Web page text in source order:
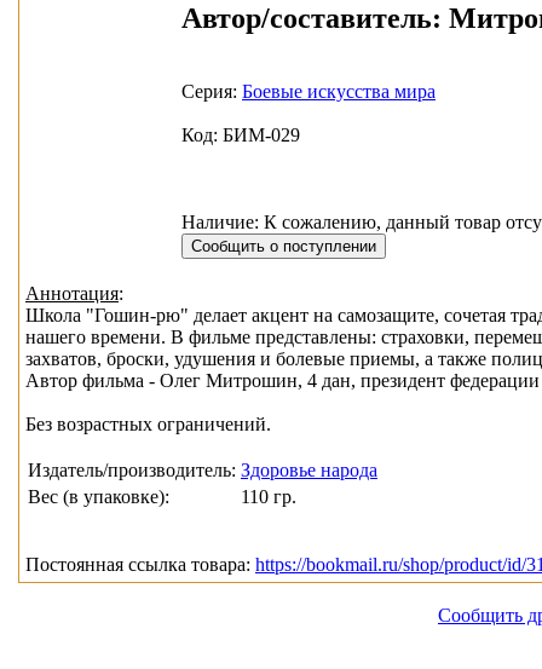
Автор/составитель:
Серия: Боевые искусства мира
Код: БИМ-029
Наличие: К сожалению, данный товар
Аннотация:
Школа "Гошин-рю" делает акцент на самозащите, сочетая
нашего времени. В фильме представлены: страховки,
захватов, броски, удушения и болевые приемы, а также
Автор фильма - Олег Митрошин, 4 дан, президент
Без возрастных ограничений.
Издатель/производитель: Здоровье народа
Вес (в упаковке):
110 гр.
Постоянная ссылка товара: https://bookmail.ru/shop/product/id/
Сообщить